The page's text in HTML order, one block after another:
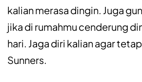
kalian merasa dingin. Juga
jika di rumahmu cenderung
hari. Jaga diri kalian agar
Sunners.